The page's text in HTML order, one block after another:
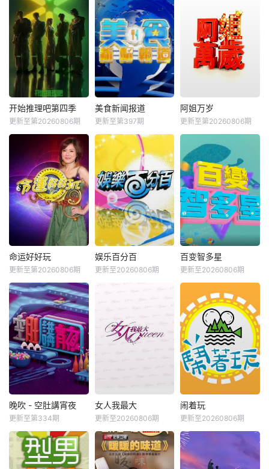
开始推理吧第四季
更新至第20260806期
美食新闻报道
更新至第397期
阿姐万岁
更新至第20260806期
命运好好玩
更新至第20260806期
娱乐百分百
更新至20260806期
百变智多星
更新至20260806期
晚吹 - 空肚講宵夜
更新至第334期
女人我最大
更新至20260806期
闹着玩
更新至20260806期